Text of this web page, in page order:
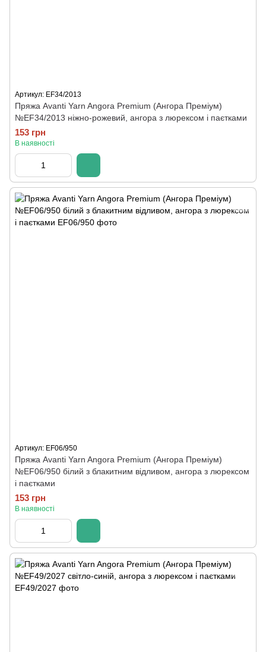
Артикул: ЕF34/2013
Пряжа Avanti Yarn Angora Premium (Ангора Преміум)
№ЕF34/2013 ніжно-рожевий, ангора з люрексом і паєтками
153 грн
В наявності
Артикул: ЕF06/950
Пряжа Avanti Yarn Angora Premium (Ангора Преміум)
№EF06/950 білий з блакитним відливом, ангора з люрексом
і паєтками
153 грн
В наявності